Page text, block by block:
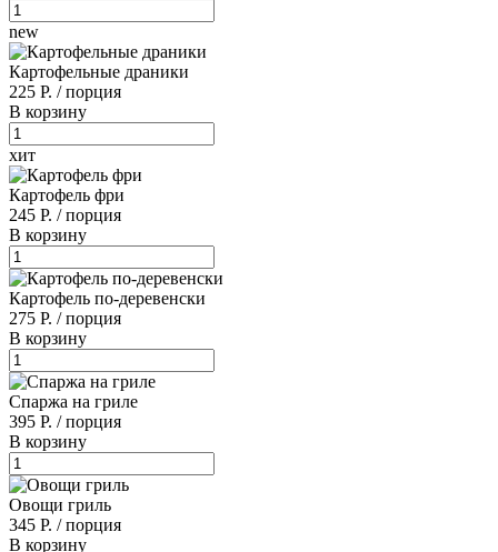
new
Картофельные драники
225 Р. /порция
В корзину
хит
Картофель фри
245 Р. /порция
В корзину
Картофель по-деревенски
275 Р. /порция
В корзину
Спаржа на гриле
395 Р. /порция
В корзину
Овощи гриль
345 Р. /порция
В корзину